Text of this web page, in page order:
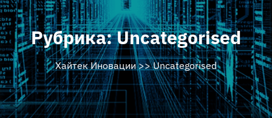
Рубрика:Uncategorised
Хайтек Иновации>>Uncategorised